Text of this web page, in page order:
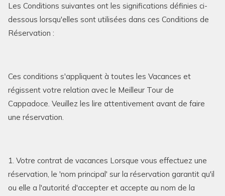
Les Conditions suivantes ont les significations définies ci-
dessous lorsqu'elles sont utilisées dans ces Conditions de
Réservation :
Ces conditions s'appliquent à toutes les Vacances et
régissent votre relation avec le Meilleur Tour de
Cappadoce. Veuillez les lire attentivement avant de faire
une réservation.
1. Votre contrat de vacances Lorsque vous effectuez une
réservation, le 'nom principal' sur la réservation garantit qu'il
ou elle a l'autorité d'accepter et accepte au nom de la